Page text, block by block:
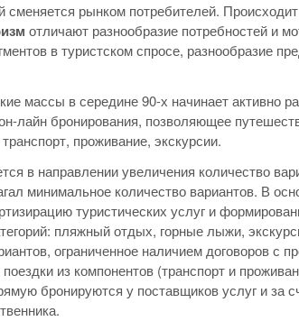
сменяется рынком потребителей.
отличают разнообразие потребностей и
в туристском спросе, разнообразие
массы в середине 90-х начинает активно
лайн бронирования, позволяющее
проживание, экскурсии.
в направлении увеличения количество
минимальное количество вариантов. В
туристических услуг и
пляжный отдых, горные лыжи,
ограниченное наличием договоров
из компонентов (транспорт и
бронируются у поставщиков услуг и за